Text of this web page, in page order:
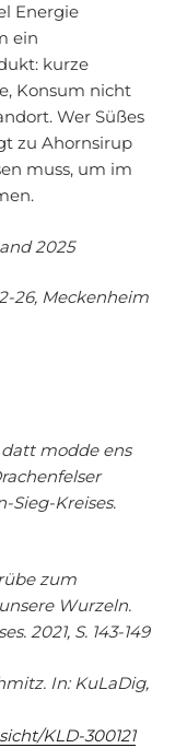
Energie
ein
kurze
Konsum nicht
Wer Süßes
zu Ahornsirup
muss, um im
2025
26, Meckenheim
modde ens
Sieg-Kreises.
zum
Wurzeln.
2021, S. 143-149
In: KuLaDig,
KLD-300121